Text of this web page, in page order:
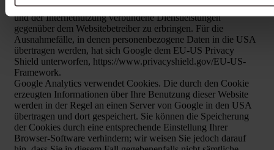
zusammenzustellen und um weitere mit der Websitenutzung
und der Internetnutzung verbundene Dienstleistungen
gegenüber dem Websitebetreiber zu erbringen. Für die
Ausnahmefälle, in denen personenbezogene Daten in die USA
übertragen werden, hat sich Google dem EU-US Privacy
Shield unterworfen, https://www.privacyshield.gov/EU-US-
Framework.
Google Analytics verwendet Cookies. Die durch den Cookie
erzeugten Informationen über Ihre Benutzung dieser Website
werden in der Regel an einen Server von Google in den USA
übertragen und dort gespeichert. Sie können die Speicherung
der Cookies durch eine entsprechende Einstellung Ihrer
Browser-Software verhindern; wir weisen Sie jedoch darauf